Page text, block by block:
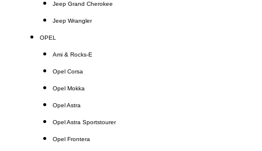
Jeep Grand Cherokee
Jeep Wrangler
OPEL
Ami & Rocks-E
Opel Corsa
Opel Mokka
Opel Astra
Opel Astra Sportstourer
Opel Frontera